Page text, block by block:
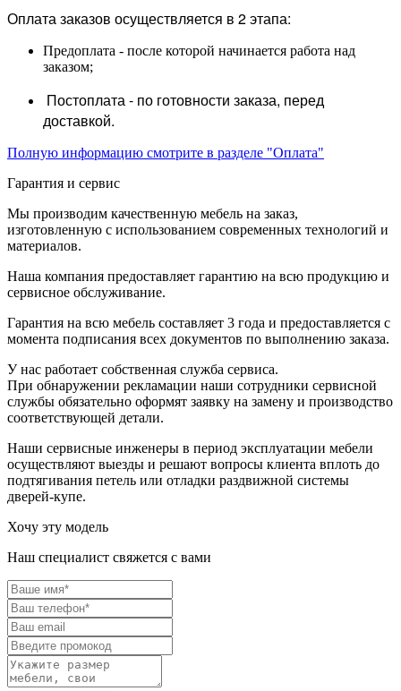
Оплата заказов осуществляется в 2 этапа:
Предоплата - после которой начинается работа над
заказом;
Постоплата - по готовности заказа, перед
доставкой.
Полную информацию смотрите в разделе "Оплата"
Гарантия и сервис
Мы производим качественную мебель на заказ,
изготовленную с использованием современных технологий и
материалов.
Наша компания предоставляет гарантию на всю продукцию и
сервисное обслуживание.
Гарантия на всю мебель составляет 3 года и предоставляется с
момента подписания всех документов по выполнению заказа.
У нас работает собственная служба сервиса.
При обнаружении рекламации наши сотрудники сервисной
службы обязательно оформят заявку на замену и производство
соответствующей детали.
Наши сервисные инженеры в период эксплуатации мебели
осуществляют выезды и решают вопросы клиента вплоть до
подтягивания петель или отладки раздвижной системы
дверей-купе.
Хочу эту модель
Наш специалист свяжется с вами